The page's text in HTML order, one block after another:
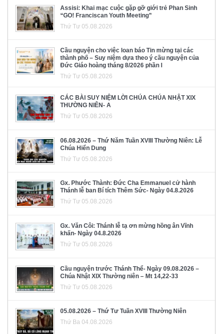
Assisi: Khai mạc cuộc gặp gỡ giới trẻ Phan Sinh
“GO! Franciscan Youth Meeting”
Thứ Tư 05.08.2026
Cầu nguyện cho việc loan báo Tin mừng tại các
thành phố – Suy niệm dựa theo ý cầu nguyện của
Đức Giáo hoàng tháng 8/2026 phần I
Thứ Tư 05.08.2026
CÁC BÀI SUY NIỆM LỜI CHÚA CHÚA NHẬT XIX
THƯỜNG NIÊN- A
Thứ Tư 05.08.2026
06.08.2026 – Thứ Năm Tuần XVIII Thường Niên: Lễ
Chúa Hiển Dung
Thứ Tư 05.08.2026
Gx. Phước Thành: Đức Cha Emmanuel cử hành
Thánh lễ ban Bí tích Thêm Sức- Ngày 04.8.2026
Thứ Tư 05.08.2026
Gx. Văn Côi: Thánh lễ tạ ơn mừng hồng ân Vĩnh
khấn- Ngày 04.8.2026
Thứ Tư 05.08.2026
Cầu nguyện trước Thánh Thể- Ngày 09.08.2026 –
Chúa Nhật XIX Thường niên – Mt 14,22-33
Thứ Tư 05.08.2026
05.08.2026 – Thứ Tư Tuần XVIII Thường Niên
Thứ Ba 04.08.2026